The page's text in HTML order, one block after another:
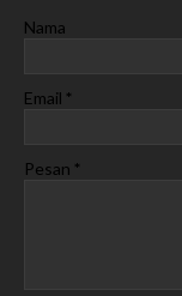
Nama
Email *
Pesan *